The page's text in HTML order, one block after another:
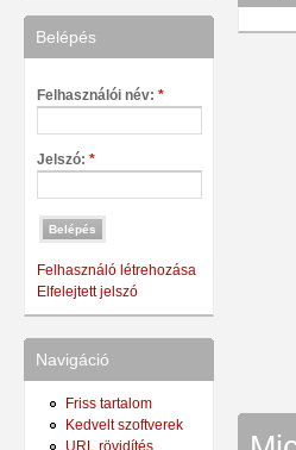
Belépés
Felhasználói név: *
Jelszó: *
Felhasználó létrehozása
Elfelejtett jelszó
Navigáció
Friss tartalom
Kedvelt szoftverek
URL rövidítés